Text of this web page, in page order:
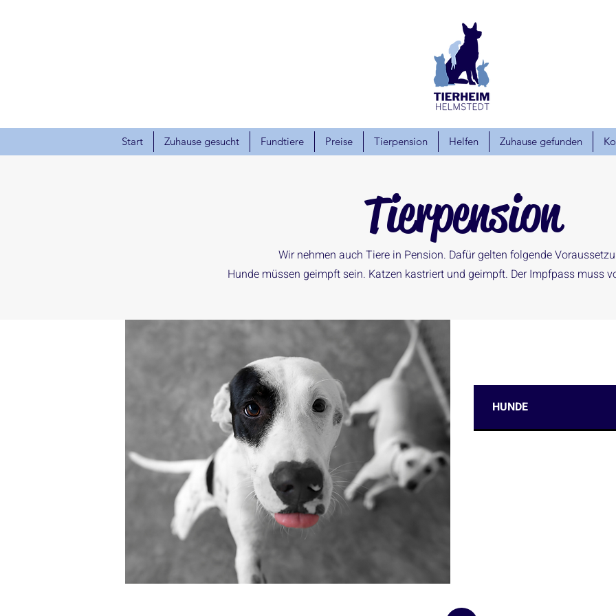
Start Zuhause gesucht Fundtiere Preise Tierpension Helfen Zuhause gefunden
Tierpension
Wir nehmen auch Tiere in Pension. Dafür gelten folgende
Hunde müssen geimpft sein. Katzen kastriert und geimpft. Der Impfpass muss
HUNDE